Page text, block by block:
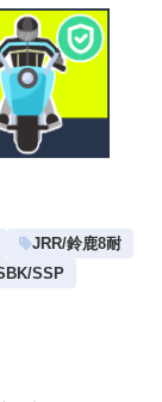
JRR/鈴鹿8耐
SSP